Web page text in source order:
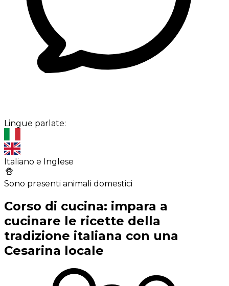
Lingue parlate:
Italiano e Inglese
Sono presenti animali domestici
Corso di cucina: impara a
cucinare le ricette della
tradizione italiana con una
Cesarina locale